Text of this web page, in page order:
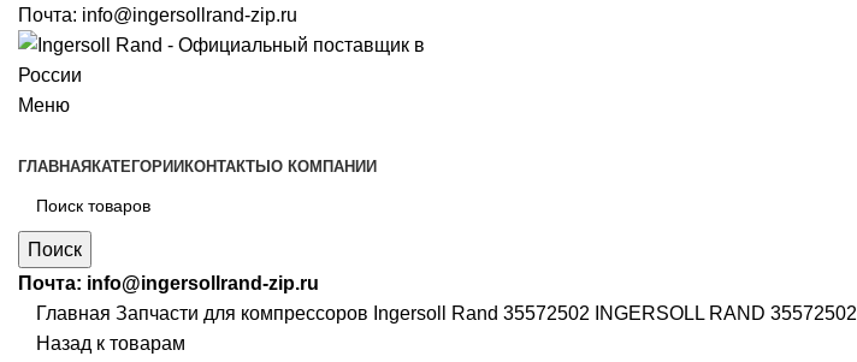
Почта: info@ingersollrand-zip.ru
Меню
ГЛАВНАЯ КАТЕГОРИИ КОНТАКТЫ О КОМПАНИИ
Поиск
Почта: info@ingersollrand-zip.ru
Главная Запчасти для компрессоров Ingersoll Rand 35572502 INGERSOLL RAND 35572502
Назад к товарам